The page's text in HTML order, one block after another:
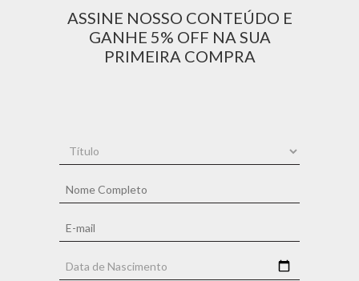
ASSINE NOSSO CONTEÚDO E
GANHE 5% OFF NA SUA
PRIMEIRA COMPRA